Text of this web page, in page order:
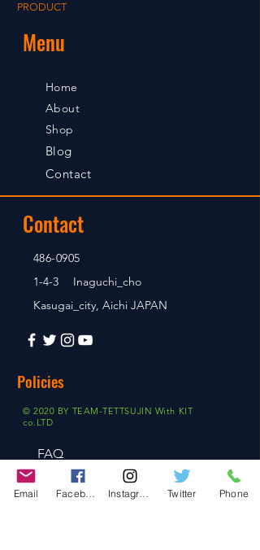
PRODUCT
Menu
Home
About
Shop
Blog
Contact
Contact
486-0905
1-4-3 Inaguchi_cho
Kasugai_city, Aichi JAPAN
Policies
© 2020 BY TEAM-TETTSUJIN With KIT
co.LTD
FAQ
Store Policy
Email Twitter Phone